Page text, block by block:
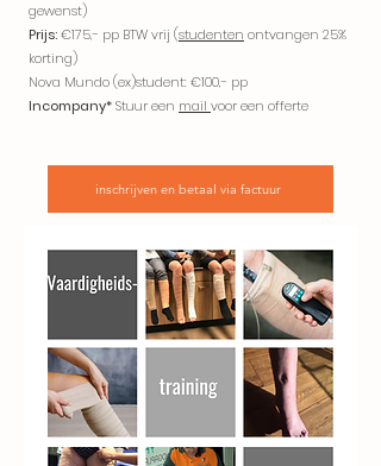
gewenst)
Prijs:€175,- pp BTW vrij (studenten ontvangen 25%
korting)
Nova Mundo (ex)student: €100,- pp
Incompany*Stuur een mail voor een offerte
inschrijven en betaal via factuur